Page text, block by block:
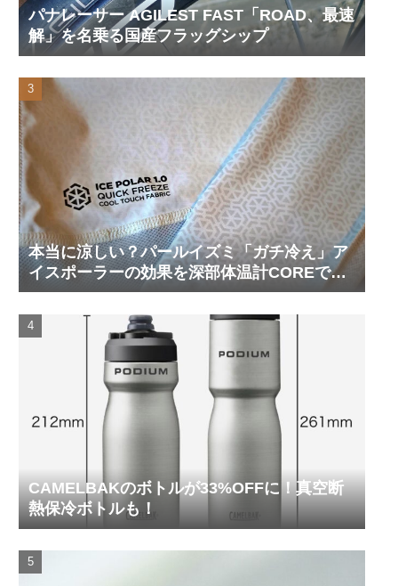
パナレーサー AGILEST FAST「ROAD、最速
解」を名乗る国産フラッグシップ
本当に涼しい？パールイズミ「ガチ冷え」ア
イスポーラーの効果を深部体温計COREで測
ってみた
CAMELBAKのボトルが33%OFFに！真空断
熱保冷ボトルも！